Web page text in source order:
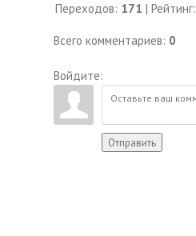
Переходов: 171 |Рейтинг:
Всего комментариев: 0
Войдите:
Отправить